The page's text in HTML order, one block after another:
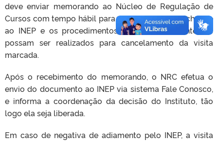
deve enviar memorando ao Núcleo de Regulação de
Cursos com tempo hábil para que o documento chegue
ao INEP e os procedimentos administrativos internos
possam ser realizados para cancelamento da visita
marcada.
Após o recebimento do memorando, o NRC efetua o
envio do documento ao INEP via sistema Fale Conosco,
e informa a coordenação da decisão do Instituto, tão
logo ela seja liberada.
Em caso de negativa de adiamento pelo INEP, a visita